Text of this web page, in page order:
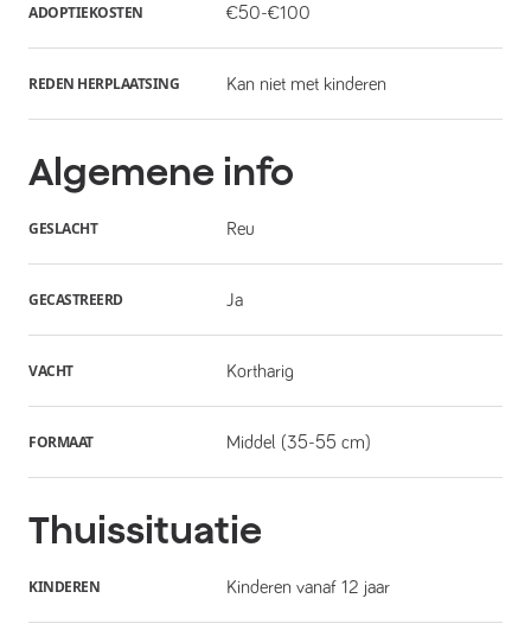
ADOPTIEKOSTEN €50-€100
REDEN HERPLAATSING Kan niet met kinderen
Algemene info
GESLACHT Reu
GECASTREERD Ja
VACHT Kortharig
FORMAAT Middel (35-55 cm)
Thuissituatie
KINDEREN Kinderen vanaf 12 jaar